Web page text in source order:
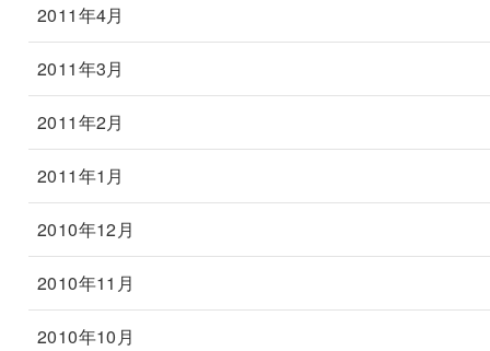
2011年4月
2011年3月
2011年2月
2011年1月
2010年12月
2010年11月
2010年10月